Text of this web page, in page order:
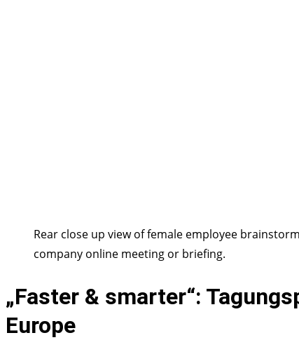
Rear close up view of female employee
company online meeting or briefing.
„Faster & smarter“:
Europe